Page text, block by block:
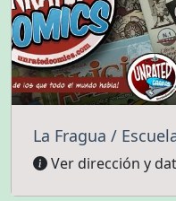
La Fragua /
Ver dirección y